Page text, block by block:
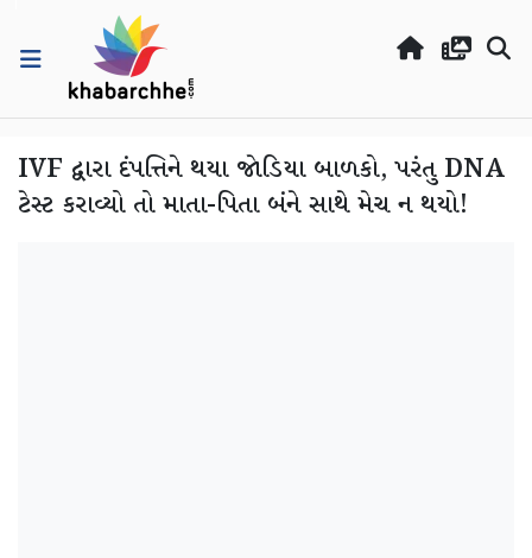
IVF દ્વારા દંપત્તિને થયા જોડિયા બાળકો, પરંતુ DNA
ટેસ્ટ કરાવ્યો તો માતા-પિતા બંને સાથે મેચ ન થયો!